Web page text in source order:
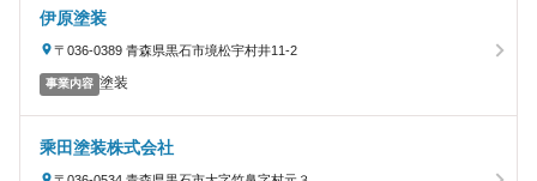
伊原塗装
〒036-0389 青森県黒石市境松宇村井11-2
事業内容 塗装
乘田塗装株式会社